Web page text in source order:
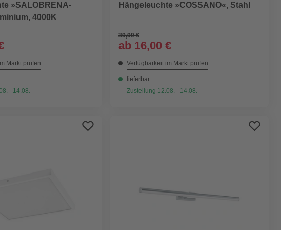
»SALOBRENA-
4000K
Markt prüfen
- 14.08.
Hängeleuchte »COSSANO«, Stahl
39,99 €
ab 16,00 €
Verfügbarkeit im Markt prüfen
lieferbar
Zustellung 12.08. - 14.08.